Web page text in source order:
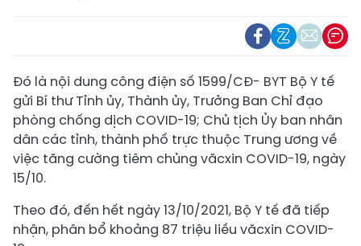
Đó là nội dung công điện số 1599/CĐ- BYT Bộ Y tế
gửi Bí thư Tỉnh ủy, Thành ủy, Trưởng Ban Chỉ đạo
phòng chống dịch COVID-19; Chủ tịch Ủy ban nhân
dân các tỉnh, thành phố trực thuộc Trung ương về
việc tăng cường tiêm chủng văcxin COVID-19, ngày
15/10.
Theo đó, đến hết ngày 13/10/2021, Bộ Y tế đã tiếp
nhận, phân bổ khoảng 87 triệu liều văcxin COVID-